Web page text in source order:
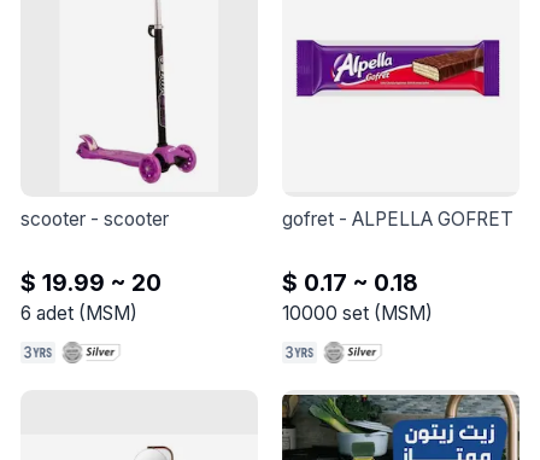
scooter - scooter
$ 19.99 ~ 20
6 adet(MSM)
gofret - ALPELLA GOFRET
$ 0.17 ~ 0.18
10000 set (MSM)